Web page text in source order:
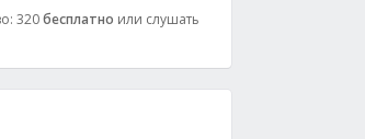
320бесплатно или слушать